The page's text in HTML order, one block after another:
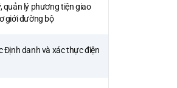
quản lý phương tiện giao
giới đường bộ
Định danh và xác thực điện